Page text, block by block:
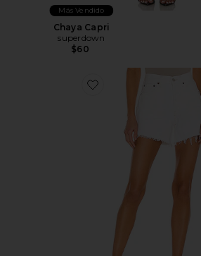
Más Vendido
Chaya Capri
superdown
$60
Favorite Short largo parker